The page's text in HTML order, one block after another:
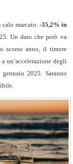
calo marcato:-35,2% in
Un dato che però va
scorso anno, il timore
un’accelerazione degli
2025. Saranno